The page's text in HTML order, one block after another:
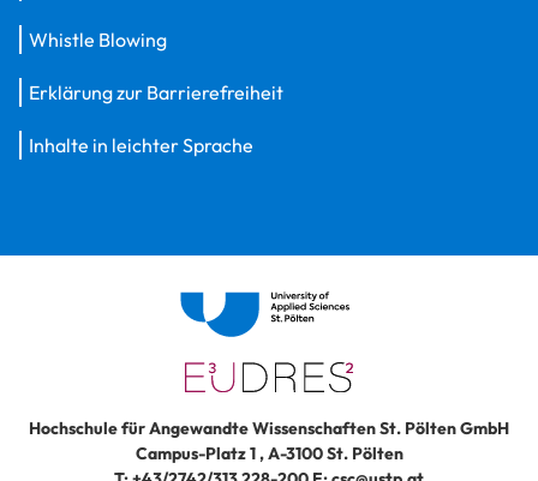
Whistle Blowing
Erklärung zur Barrierefreiheit
Inhalte in leichter Sprache
Hochschule für Angewandte Wissenschaften St. Pölten GmbH
Campus-Platz 1,A-3100St. Pölten